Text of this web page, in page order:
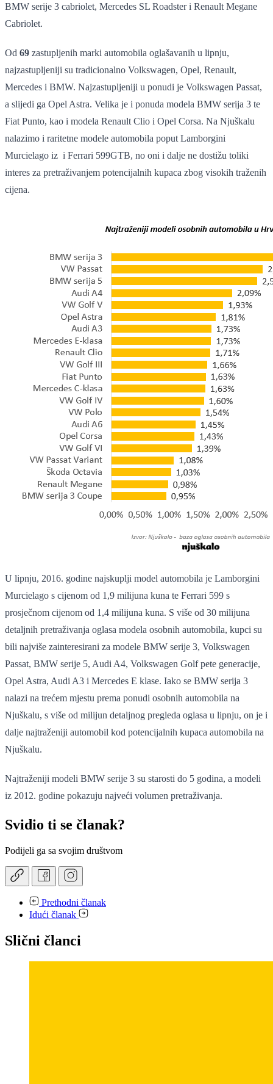
BMW serije 3 cabriolet, Mercedes SL Roadster i Renault Megane
Cabriolet.
Od 69 zastupljenih marki automobila oglašavanih u lipnju,
najzastupljeniji su tradicionalno Volkswagen, Opel, Renault,
Mercedes i BMW. Najzastupljeniji u ponudi je Volkswagen Passat,
a slijedi ga Opel Astra. Velika je i ponuda modela BMW serija 3 te
Fiat Punto, kao i modela Renault Clio i Opel Corsa. Na Njuškalu
nalazimo i raritetne modele automobila poput Lamborgini
Murcielago iz i Ferrari 599GTB, no oni i dalje ne dostižu toliki
interes za pretraživanjem potencijalnih kupaca zbog visokih traženih
cijena.
U lipnju, 2016. godine najskuplji model automobila je Lamborgini
Murcielago s cijenom od 1,9 milijuna kuna te Ferrari 599 s
prosječnom cijenom od 1,4 milijuna kuna. S više od 30 milijuna
detaljnih pretraživanja oglasa modela osobnih automobila, kupci su
bili najviše zainteresirani za modele BMW serije 3, Volkswagen
Passat, BMW serije 5, Audi A4, Volkswagen Golf pete generacije,
Opel Astra, Audi A3 i Mercedes E klase. Iako se BMW serija 3
nalazi na trećem mjestu prema ponudi osobnih automobila na
Njuškalu, s više od milijun detaljnog pregleda oglasa u lipnju, on je i
dalje najtraženiji automobil kod potencijalnih kupaca automobila na
Njuškalu.
Najtraženiji modeli BMW serije 3 su starosti do 5 godina, a modeli
iz 2012. godine pokazuju najveći volumen pretraživanja.
Svidio ti se članak?
Podijeli ga sa svojim društvom
Prethodni članak
Idući članak
Slični članci